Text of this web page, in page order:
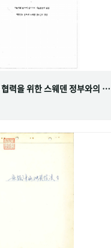
가족계획 분야 협력을 위한 스웨덴 정부와의 협정